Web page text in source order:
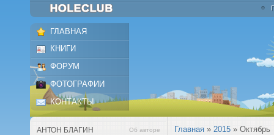
ГЛАВНАЯ
КНИГИ
ФОРУМ
ФОТОГРАФИИ
КОНТАКТЫ
АНТОН БЛАГИН Об авторе Главная » 2015 » Октябрь